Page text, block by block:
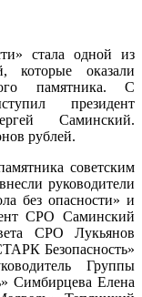
стала одной из
которые оказали
памятника. С
президент
Саминский.
рублей.
советским
руководители
без опасности» и
СРО Саминский
СРО Лукьянов
Безопасность»
Группы
Симбирцева Елена